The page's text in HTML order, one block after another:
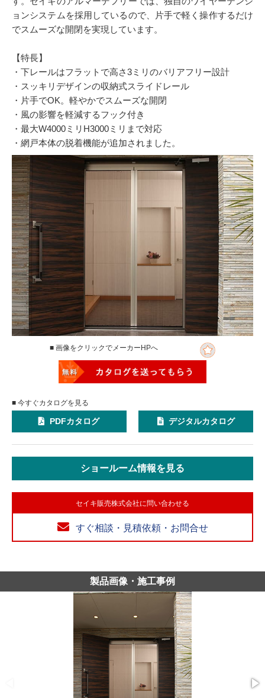
ョンシステムを採用しているので、片手で軽く操作するだけ
でスムーズな開閉を実現しています。
【特長】
・下レールはフラットで高さ3ミリのバリアフリー設計
・スッキリデザインの収納式スライドレール
・片手でOK。軽やかでスムーズな開閉
・風の影響を軽減するフック付き
・最大W4000ミリH3000ミリまで対応
・網戸本体の脱着機能が追加されました。
■ 画像をクリックでメーカーHPへ
■ 今すぐカタログを見る
PDFカタログ デジタルカタログ
ショールーム情報を見る
セイキ販売株式会社に問い合わせる
すぐ相談・見積依頼・お問合せ
製品画像・施工事例